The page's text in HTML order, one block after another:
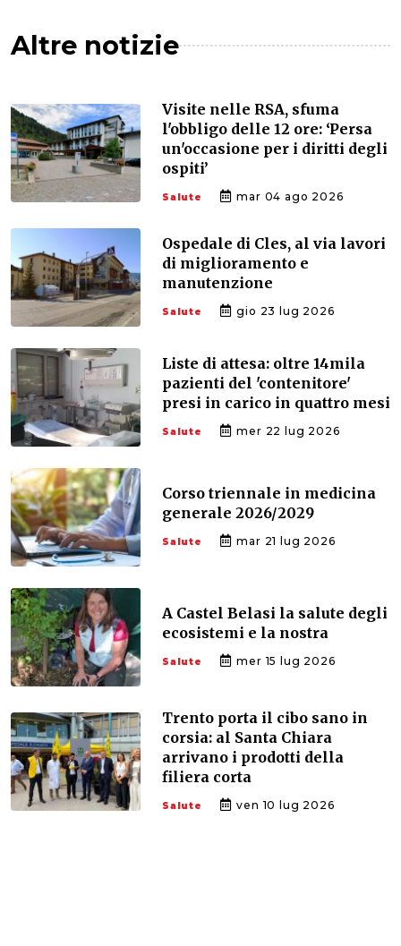
Altre notizie
Visite nelle RSA, sfuma
l'obbligo delle 12 ore: ‘Persa
un'occasione per i diritti degli
ospiti’
Salute mar 04 ago 2026
Ospedale di Cles, al via lavori
di miglioramento e
manutenzione
Salute gio 23 lug 2026
Liste di attesa: oltre 14mila
pazienti del 'contenitore'
presi in carico in quattro mesi
Salute mer 22 lug 2026
Corso triennale in medicina
generale 2026/2029
Salute mar 21 lug 2026
A Castel Belasi la salute degli
ecosistemi e la nostra
Salute mer 15 lug 2026
Trento porta il cibo sano in
corsia: al Santa Chiara
arrivano i prodotti della
filiera corta
Salute ven 10 lug 2026